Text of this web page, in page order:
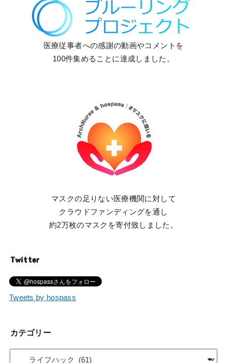
医療従事者への感謝の動画やコメントを
100件集めることに達成しました。
マスクの足りない医療機関に対して
クラウドファンディングを通し
約2万枚のマスクを寄付致しました。
Twitter
Tweets by hospass
カテゴリー